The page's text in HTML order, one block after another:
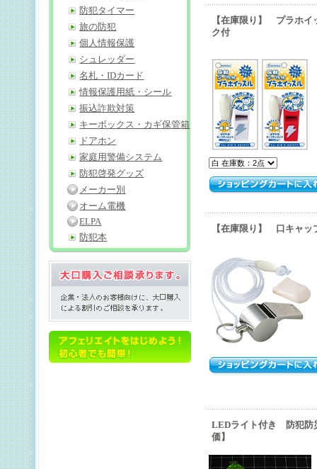
【在庫限り】 プラホイ
ク付
【在庫限り】 口キャッ
LEDライト付き 防犯防
価】
防犯タイマー
旅の防犯
個人情報保護
シュレッダー
名札・IDカード
情報保護用紙・シール
振込詐欺対策
キーボックス・カギ保管箱
ドアホン
家庭用警備システム
防犯啓発グッズ
メーカー別
オーム電機
ELPA
防犯本